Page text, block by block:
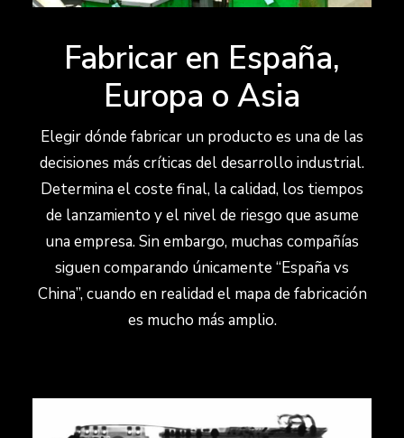
Fabricar en España,
Europa o Asia
Elegir dónde fabricar un producto es una de las
decisiones más críticas del desarrollo industrial.
Determina el coste final, la calidad, los tiempos
de lanzamiento y el nivel de riesgo que asume
una empresa. Sin embargo, muchas compañías
siguen comparando únicamente “España vs
China”, cuando en realidad el mapa de fabricación
es mucho más amplio.